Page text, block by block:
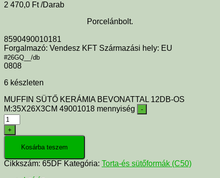
2 470,0 Ft /Darab
Porcelánbolt.
8590490010181
Forgalmazó: Vendesz KFT Származási hely: EU
#26GQ__/db
0808
6 készleten
MUFFIN SÜTŐ KERÁMIA BEVONATTAL 12DB-OS
M:35X26X3CM 49001018 mennyiség
-
+
Kosárba teszem
Cikkszám: 65DF Kategória: Torta-és sütőformák (C50)